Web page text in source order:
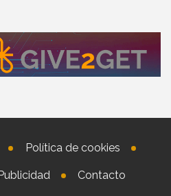
Política de cookies
Publicidad Contacto